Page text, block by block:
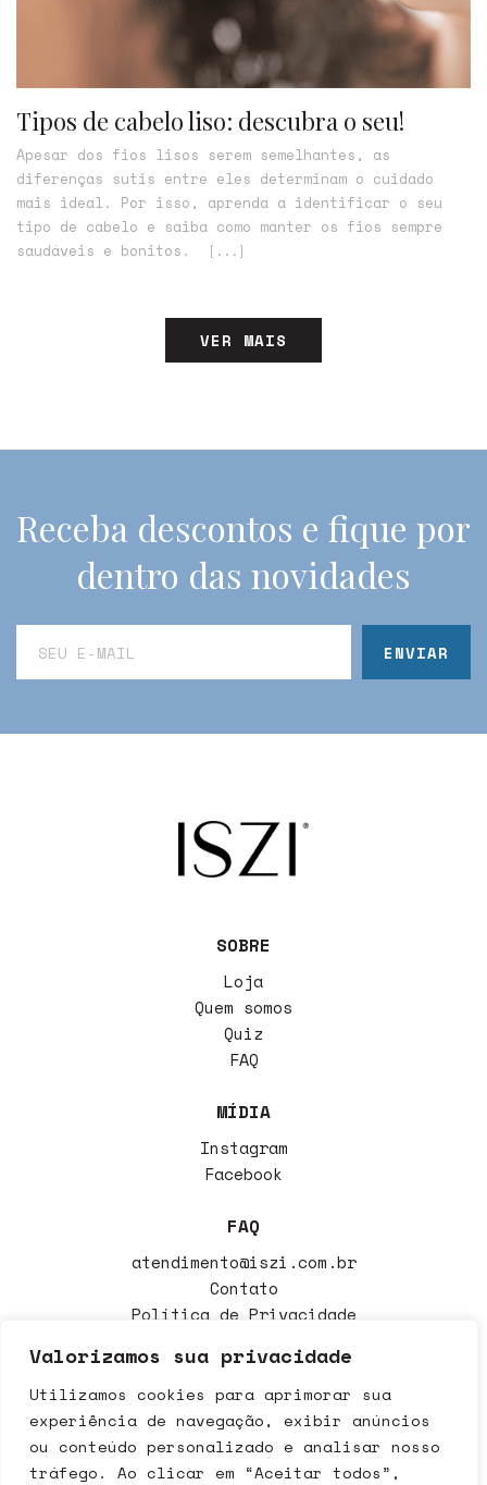
Valorizamos sua privacidade
Utilizamos cookies para aprimorar sua
experiência de navegação, exibir anúncios
ou conteúdo personalizado e analisar nosso
tráfego. Ao clicar em “Aceitar todos”,
Tipos de cabelo liso: descubra o seu!
Apesar dos fios lisos serem semelhantes, as
diferenças sutis entre eles determinam o cuidado
mais ideal. Por isso, aprenda a identificar o seu
tipo de cabelo e saiba como manter os fios sempre
saudáveis e bonitos.
[...]
VER MAIS
Receba descontos e fique por
dentro das novidades
SOBRE
Loja
Quem somos
Quiz
FAQ
MÍDIA
Instagram
Facebook
FAQ
atendimento@iszi.com.br
Contato
Política de Privacidade
Iszi Cosméticos LTDA CNPJ 39.718.797/0001-00 - Avenida
Deputado Dante Delmanto, 2573 Botucatu - SP CEP: 18608-393
Copyright 2020 - Todos os direitos reservados. É vedada a
reprodução total ou parcial das informações aqui veiculadas